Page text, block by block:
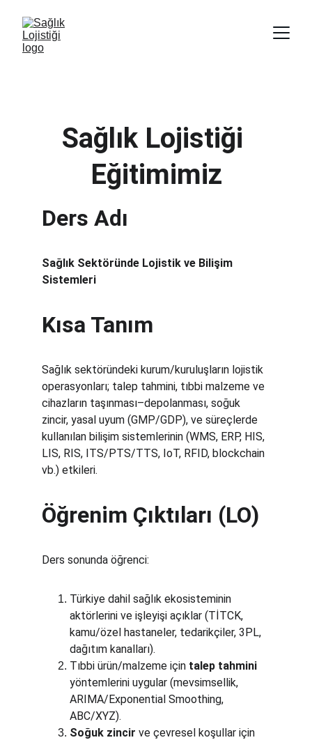
Sağlık Lojistiği
Eğitimimiz
Ders Adı
Sağlık Sektöründe Lojistik ve Bilişim
Sistemleri
Kısa Tanım
Sağlık sektöründeki kurum/kuruluşların lojistik
operasyonları; talep tahmini, tıbbi malzeme ve
cihazların taşınması–depolanması, soğuk
zincir, yasal uyum (GMP/GDP), ve süreçlerde
kullanılan bilişim sistemlerinin (WMS, ERP, HIS,
LIS, RIS, ITS/PTS/TTS, IoT, RFID, blockchain
vb.) etkileri.
Öğrenim Çıktıları (LO)
Ders sonunda öğrenci:
Türkiye dahil sağlık ekosisteminin
aktörlerini ve işleyişi açıklar (TİTCK,
kamu/özel hastaneler, tedarikçiler, 3PL,
dağıtım kanalları).
Tıbbi ürün/malzeme için talep tahmini
yöntemlerini uygular (mevsimsellik,
ARIMA/Exponential Smoothing,
ABC/XYZ).
Soğuk zincir ve çevresel koşullar için